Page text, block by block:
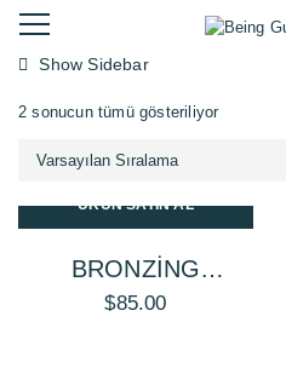
Show Sidebar
2 sonucun tümü gösteriliyor
ÜRÜN SATIN AL
BRONZING
POWDER
$85.00